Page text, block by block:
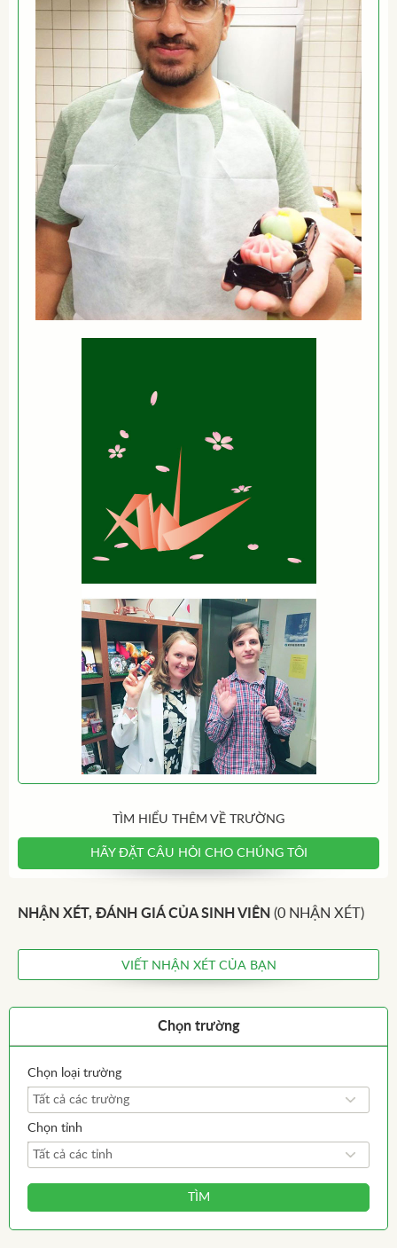
TÌM HIỂU THÊM VỀ TRƯỜNG
HÃY ĐẶT CÂU HỎI CHO CHÚNG TÔI
NHẬN XÉT, ĐÁNH GIÁ CỦA SINH VIÊN (0 NHẬN XÉT)
VIẾT NHẬN XÉT CỦA BẠN
Chọn trường
Chọn loại trường
Tất cả các trường
Chọn tỉnh
Tất cả các tỉnh
TÌM